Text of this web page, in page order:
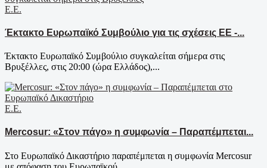
Ε.Ε.
Έκτακτο Ευρωπαϊκό Συμβούλιο για τις σχέσεις ΕΕ -...
Έκτακτο Ευρωπαϊκό Συμβούλιο συγκαλείται σήμερα στις
Βρυξέλλες, στις 20:00 (ώρα Ελλάδος),...
Ε.Ε.
Mercosur: «Στον πάγο» η συμφωνία – Παραπέμπεται...
Στο Ευρωπαϊκό Δικαστήριο παραπέμπεται η συμφωνία Mercosur